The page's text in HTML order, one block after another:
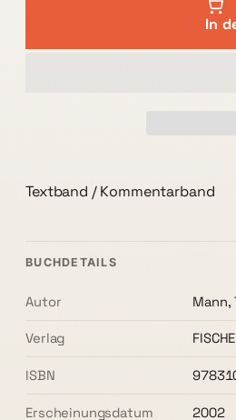
In
Textband / Kommentarband
BUCHDETAILS
Autor Mann,
Verlag
ISBN
Erscheinungsdatum 2002